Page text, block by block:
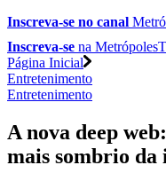
Inscreva-se no canal
Inscreva-se na
Página Inicial
Entretenimento
Entretenimento
A nova deep
mais sombrio da